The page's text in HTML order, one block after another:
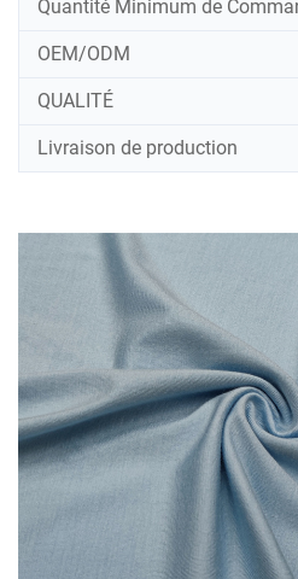
Quantité Minimum de
OEM/ODM
QUALITÉ
Livraison de production